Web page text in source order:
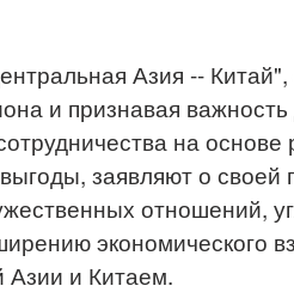
Азия -- Китай",
и признавая
на основе
заявляют о своей
отношений,
экономического
и Китаем.